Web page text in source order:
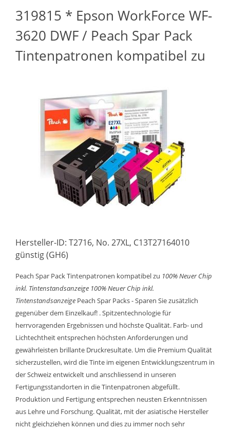
319815 * Epson WorkForce WF-
3620 DWF / Peach Spar Pack
Tintenpatronen kompatibel zu
Hersteller-ID: T2716, No. 27XL, C13T27164010
günstig (GH6)
Peach Spar Pack Tintenpatronen kompatibel zu 100% Neuer Chip
inkl. Tintenstandsanzeige 100% Neuer Chip inkl.
Tintenstandsanzeige Peach Spar Packs - Sparen Sie zusätzlich
gegenüber dem Einzelkauf! . Spitzentechnologie für
herrvoragenden Ergebnissen und höchste Qualität. Farb- und
Lichtechtheit entsprechen höchsten Anforderungen und
gewährleisten brillante Druckresultate. Um die Premium Qualität
sicherzustellen, wird die Tinte im eigenen Entwicklungszentrum in
der Schweiz entwickelt und anschliessend in unseren
Fertigungsstandorten in die Tintenpatronen abgefüllt.
Produktion und Fertigung entsprechen neusten Erkenntnissen
aus Lehre und Forschung. Qualität, mit der asiatische Hersteller
nicht gleichziehen können und dies zu immer noch sehr